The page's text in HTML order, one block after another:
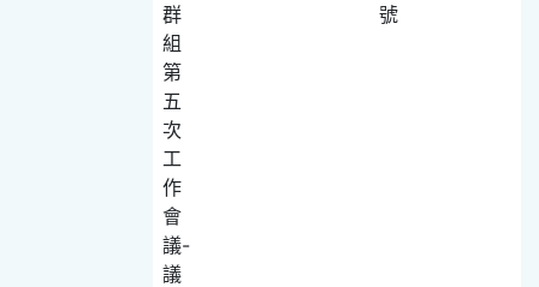
群
組
第
五
次
工
作
會
議-
議
號